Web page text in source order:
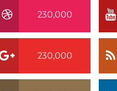
230,000
230,000